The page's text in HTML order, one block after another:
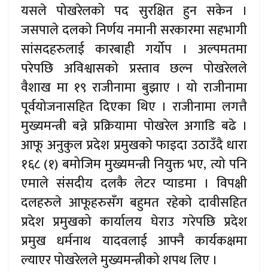
यसले पोखरेलको पद सुरक्षित हुन सकेन ।
जसपाले दलको निर्णय नमानी सरकारमा सहभागी
सांसदहरुलाई कारबाही गर्योप । अल्पमतमा
परेपछि अविश्वासको प्रस्ताव छल्न पोखरेलले
वैशाख मा १९ राजीनामा बुझाए । यो राजीनामा
पूर्वयोजनासहित दिएका थिए । राजीनामा लगत्तै
मुख्यमन्त्री बन्ने प्रक्रियामा पोखरेल अगाडि बढे ।
आफू अनुकुल प्रदेश प्रमुखको फाइदा उठाउँदै धारा
१६८ (१) बमोजिम मुख्यमन्त्री नियुक्त भए, त्यो पनि
एमाले संंसदीय दलकै लेटर प्याडमा । विपक्षी
दलहरुले आफूहरुसँग बहुमत रहेको दावीसहित
प्रदेश प्रमुखको कार्यालय घेराउ गरेपछि प्रदेश
प्रमुख धर्मनाथ यादवलाई आफ्नै कार्यकक्षमा
ल्याएर पोखरेलले मुख्यमन्त्रीको शपथ लिए ।